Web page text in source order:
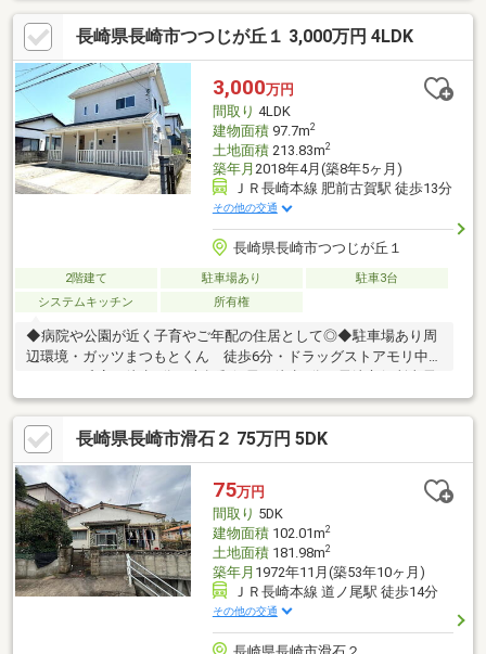
長崎県長崎市つつじが丘１ 3,000万円 4LDK
3,000万円
間取り 4LDK
建物面積97.7m2
土地面積213.83m2
築年月 2018年4月(築8年5ヶ月)
ＪＲ長崎本線 肥前古賀駅 徒歩13分
その他の交通
長崎県長崎市つつじが丘１
2階建て 駐車場あり
駐車3台
システムキッチン
所有権
◆病院や公園が近く子育やご年配の住居として◎◆駐車場あり周
辺環境・ガッツまつもとくん 徒歩6分・ドラッグストアモリ中里
崎地域センター古賀地区事務所 徒歩8分※低炭素住宅になります
ので、住宅ローン控除や登録免許税で優遇があります！
長崎県長崎市滑石２ 75万円 5DK
75万円
間取り 5DK
建物面積102.01m2
土地面積181.98m2
築年月 1972年11月(築53年10ヶ月)
ＪＲ長崎本線 道ノ尾駅 徒歩14分
その他の交通